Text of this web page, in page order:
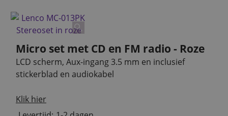
Micro set met CD en FM radio - Roze
LCD scherm, Aux-ingang 3.5 mm en inclusief
stickerblad en audiokabel
Klik hier